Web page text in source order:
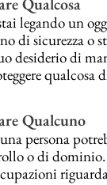
legando un
di sicurezza o
desiderio di
qualcosa
Qualcuno
persona
o di dominio.